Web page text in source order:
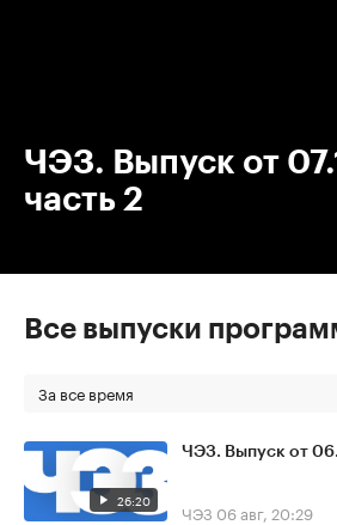
ЧЭЗ. Выпуск от
часть 2
Все выпуски
За все время
26:20
ЧЭЗ. Выпуск от
ЧЭЗ 06 авг, 20:29